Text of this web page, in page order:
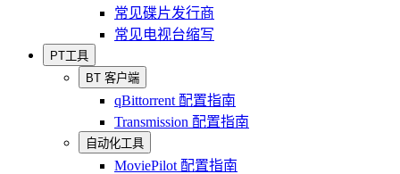
常见碟片发行商
常见电视台缩写
PT工具
BT 客户端
qBittorrent 配置指南
Transmission 配置指南
自动化工具
MoviePilot 配置指南